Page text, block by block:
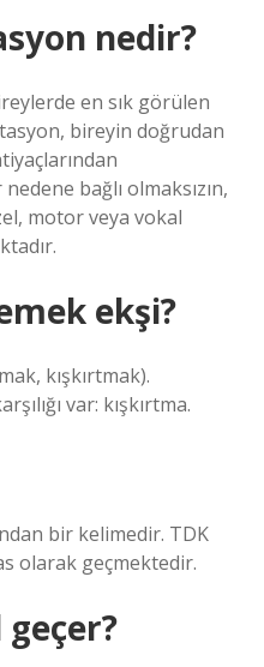
nedir?
en sık görülen
bireyin doğrudan
bağlı olmaksızın,
motor veya vokal
ekşi?
kışkırtmak).
var: kışkırtma.
bir kelimedir. TDK
olarak geçmektedir.